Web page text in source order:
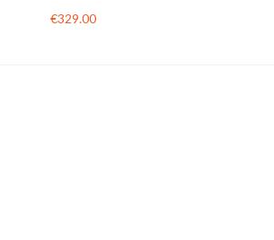
€329.00